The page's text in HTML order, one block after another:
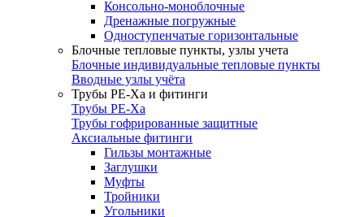
Консольно-моноблочные
Дренажные погружные
Одноступенчатые горизонтальные
Блочные тепловые пункты, узлы учета
Блочные индивидуальные тепловые пункты
Вводные узлы учёта
Трубы РЕ-Ха и фитинги
Трубы РЕ-Ха
Трубы гофрированные защитные
Аксиальные фитинги
Гильзы монтажные
Заглушки
Муфты
Тройники
Угольники